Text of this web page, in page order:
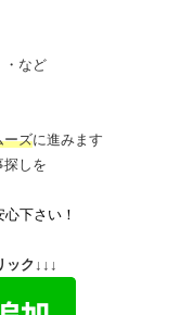
・など
ーズに進みます
探しを
下さい！
ック↓↓↓